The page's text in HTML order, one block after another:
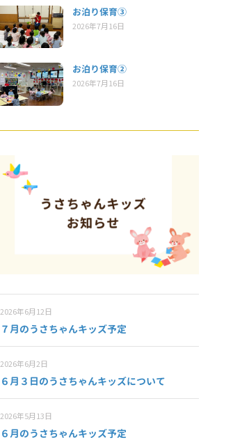
お泊り保育③
2026年7月16日
お泊り保育②
2026年7月16日
2026年6月12日
７月のうさちゃんキッズ予定
2026年6月2日
６月３日のうさちゃんキッズについて
2026年5月13日
６月のうさちゃんキッズ予定